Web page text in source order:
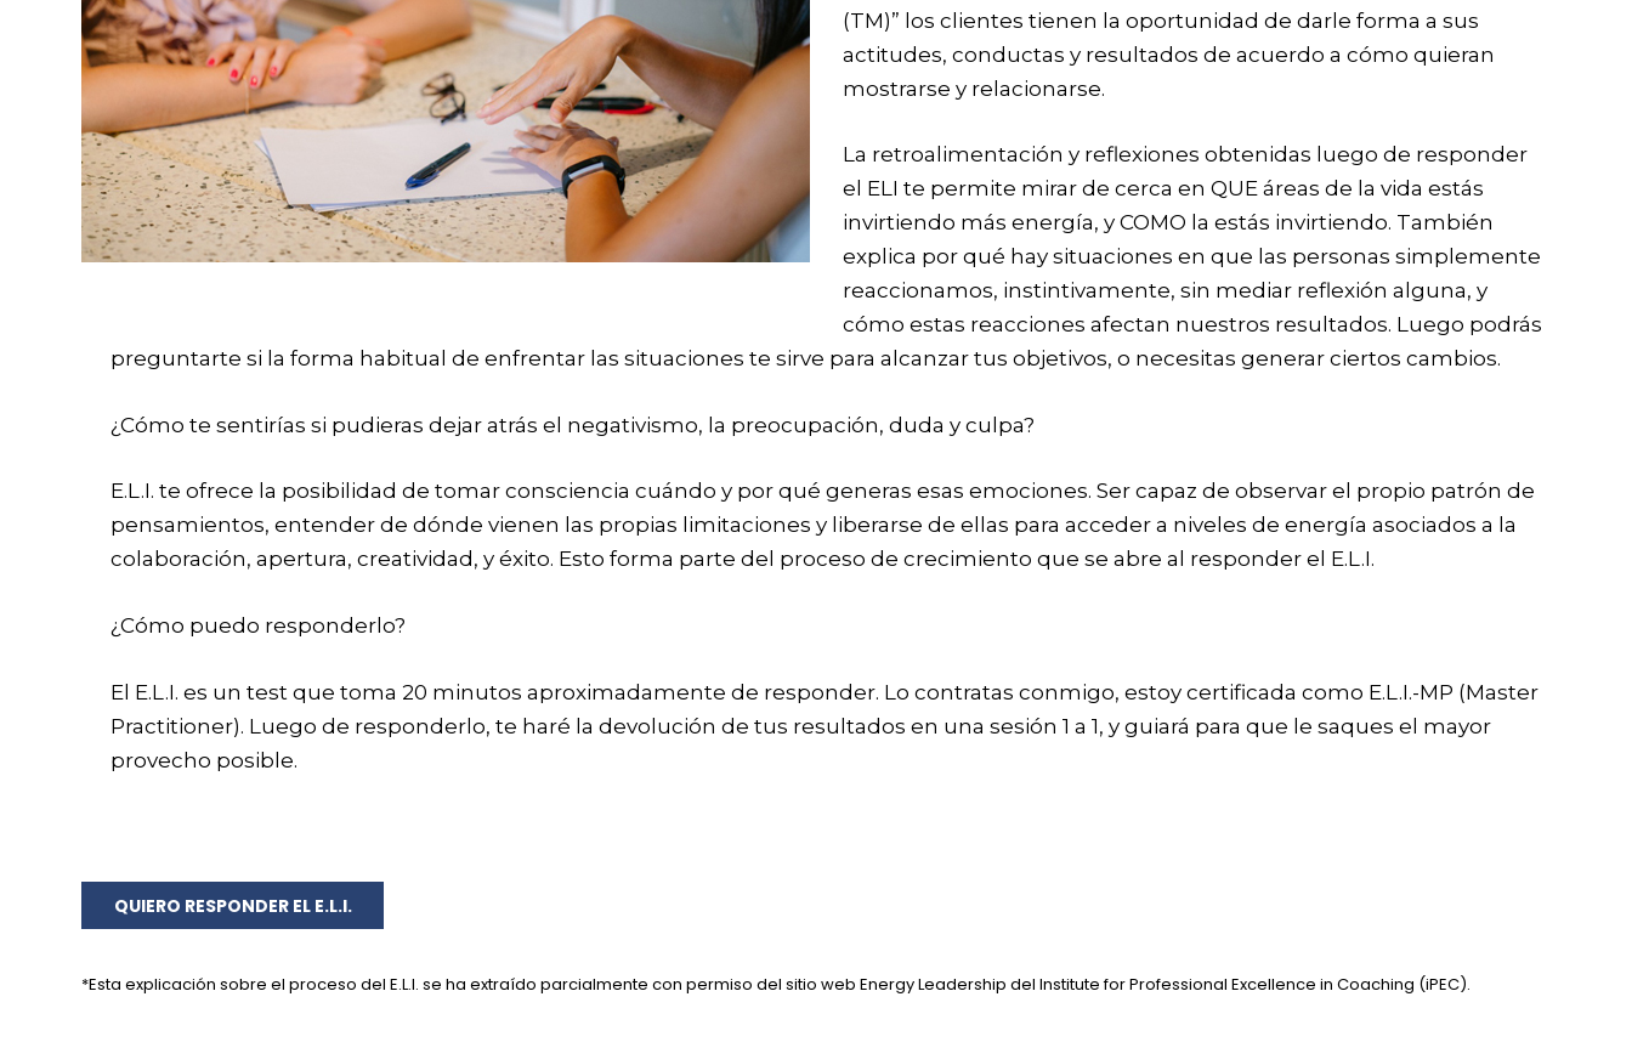
(TM)” los clientes tienen la oportunidad de darle forma a sus
actitudes, conductas y resultados de acuerdo a cómo quieran
mostrarse y relacionarse.
La retroalimentación y reflexiones obtenidas luego de responder
el ELI te permite mirar de cerca en QUE áreas de la vida estás
invirtiendo más energía, y COMO la estás invirtiendo. También
explica por qué hay situaciones en que las personas simplemente
reaccionamos, instintivamente, sin mediar reflexión alguna, y
cómo estas reacciones afectan nuestros resultados. Luego podrás
preguntarte si la forma habitual de enfrentar las situaciones te sirve para alcanzar tus objetivos, o necesitas generar ciertos cambios.
¿Cómo te sentirías si pudieras dejar atrás el negativismo, la preocupación, duda y culpa?
E.L.I. te ofrece la posibilidad de tomar consciencia cuándo y por qué generas esas emociones. Ser capaz de observar el propio patrón de
pensamientos, entender de dónde vienen las propias limitaciones y liberarse de ellas para acceder a niveles de energía asociados a la
colaboración, apertura, creatividad, y éxito. Esto forma parte del proceso de crecimiento que se abre al responder el E.L.I.
¿Cómo puedo responderlo?
El E.L.I. es un test que toma 20 minutos aproximadamente de responder. Lo contratas conmigo, estoy certificada como E.L.I.-MP (Master
Practitioner). Luego de responderlo, te haré la devolución de tus resultados en una sesión 1 a 1, y guiará para que le saques el mayor
provecho posible.
QUIERO RESPONDER EL E.L.I.
*Esta explicación sobre el proceso del E.L.I. se ha extraído parcialmente con permiso del sitio web Energy Leadership del Institute for Professional Excellence in Coaching (iPEC).